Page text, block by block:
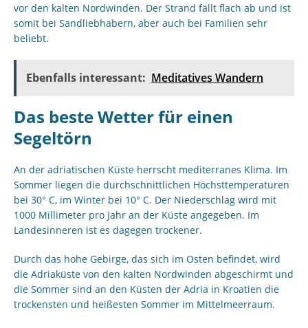
vor den kalten Nordwinden. Der Strand fällt flach ab und ist
somit bei Sandliebhabern, aber auch bei Familien sehr
beliebt.
Ebenfalls interessant: Meditatives Wandern
Das beste Wetter für einen
Segeltörn
An der adriatischen Küste herrscht mediterranes Klima. Im
Sommer liegen die durchschnittlichen Höchsttemperaturen
bei 30° C, im Winter bei 10° C. Der Niederschlag wird mit
1000 Millimeter pro Jahr an der Küste angegeben. Im
Landesinneren ist es dagegen trockener.
Durch das hohe Gebirge, das sich im Osten befindet, wird
die Adriaküste von den kalten Nordwinden abgeschirmt und
die Sommer sind an den Küsten der Adria in Kroatien die
trockensten und heißesten Sommer im Mittelmeerraum.